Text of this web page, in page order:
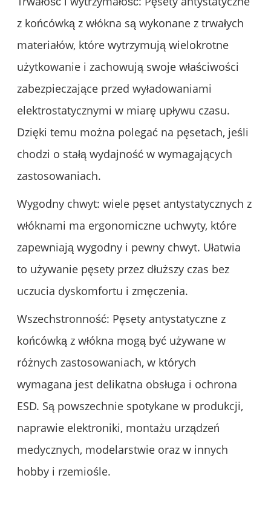
z końcówką z włókna są wykonane z trwałych
materiałów, które wytrzymują wielokrotne
użytkowanie i zachowują swoje właściwości
zabezpieczające przed wyładowaniami
elektrostatycznymi w miarę upływu czasu.
Dzięki temu można polegać na pęsetach, jeśli
chodzi o stałą wydajność w wymagających
zastosowaniach.
Wygodny chwyt: wiele pęset antystatycznych z
włóknami ma ergonomiczne uchwyty, które
zapewniają wygodny i pewny chwyt. Ułatwia
to używanie pęsety przez dłuższy czas bez
uczucia dyskomfortu i zmęczenia.
Wszechstronność: Pęsety antystatyczne z
końcówką z włókna mogą być używane w
różnych zastosowaniach, w których
wymagana jest delikatna obsługa i ochrona
ESD. Są powszechnie spotykane w produkcji,
naprawie elektroniki, montażu urządzeń
medycznych, modelarstwie oraz w innych
hobby i rzemiośle.